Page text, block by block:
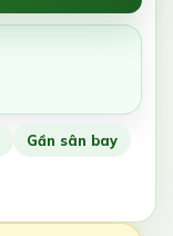
Gần sân bay